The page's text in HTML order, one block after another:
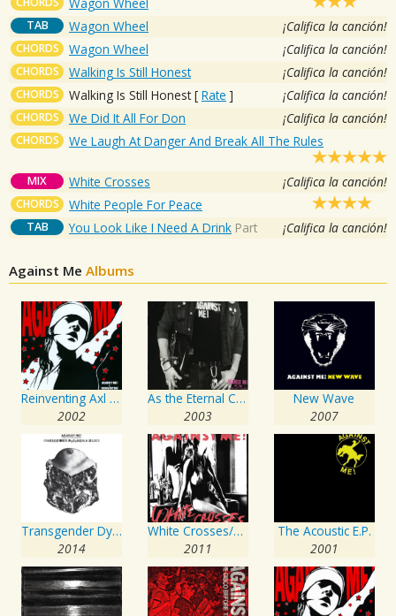
TAB Wagon Wheel ¡Califica la canción!
CHORDS Wagon Wheel ¡Califica la canción!
CHORDS Walking Is Still Honest ¡Califica la canción!
CHORDS Walking Is Still Honest[ Rate ] ¡Califica la canción!
CHORDS We Did It All For Don ¡Califica la canción!
CHORDS We Laugh At Danger And Break All The Rules
MIX White Crosses ¡Califica la canción!
CHORDS White People For Peace
TAB You Look Like I Need A Drink Part ¡Califica la canción!
Against Me Albums
Reinventing Axl Rose
2002
As the Eternal Cowboy
2003
New Wave
2007
Transgender Dysphoria Blues
2014
White Crosses/Black Crosses
2011
The Acoustic E.P.
2001